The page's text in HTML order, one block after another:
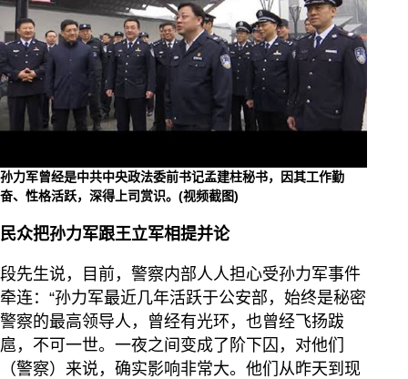
孙力军曾经是中共中央政法委前书记孟建柱秘书，因其工作勤
奋、性格活跃，深得上司赏识。(视频截图)
民众把孙力军跟王立军相提并论
段先生说，目前，警察内部人人担心受孙力军事件
牵连：“孙力军最近几年活跃于公安部，始终是秘密
警察的最高领导人，曾经有光环，也曾经飞扬跋
扈，不可一世。一夜之间变成了阶下囚，对他们
（警察）来说，确实影响非常大。他们从昨天到现